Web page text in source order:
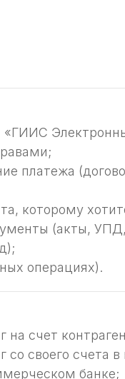
«ГИИС
платежа
которому
(акты, УПД,
операциях).
на счет
со своего счета в
банке;